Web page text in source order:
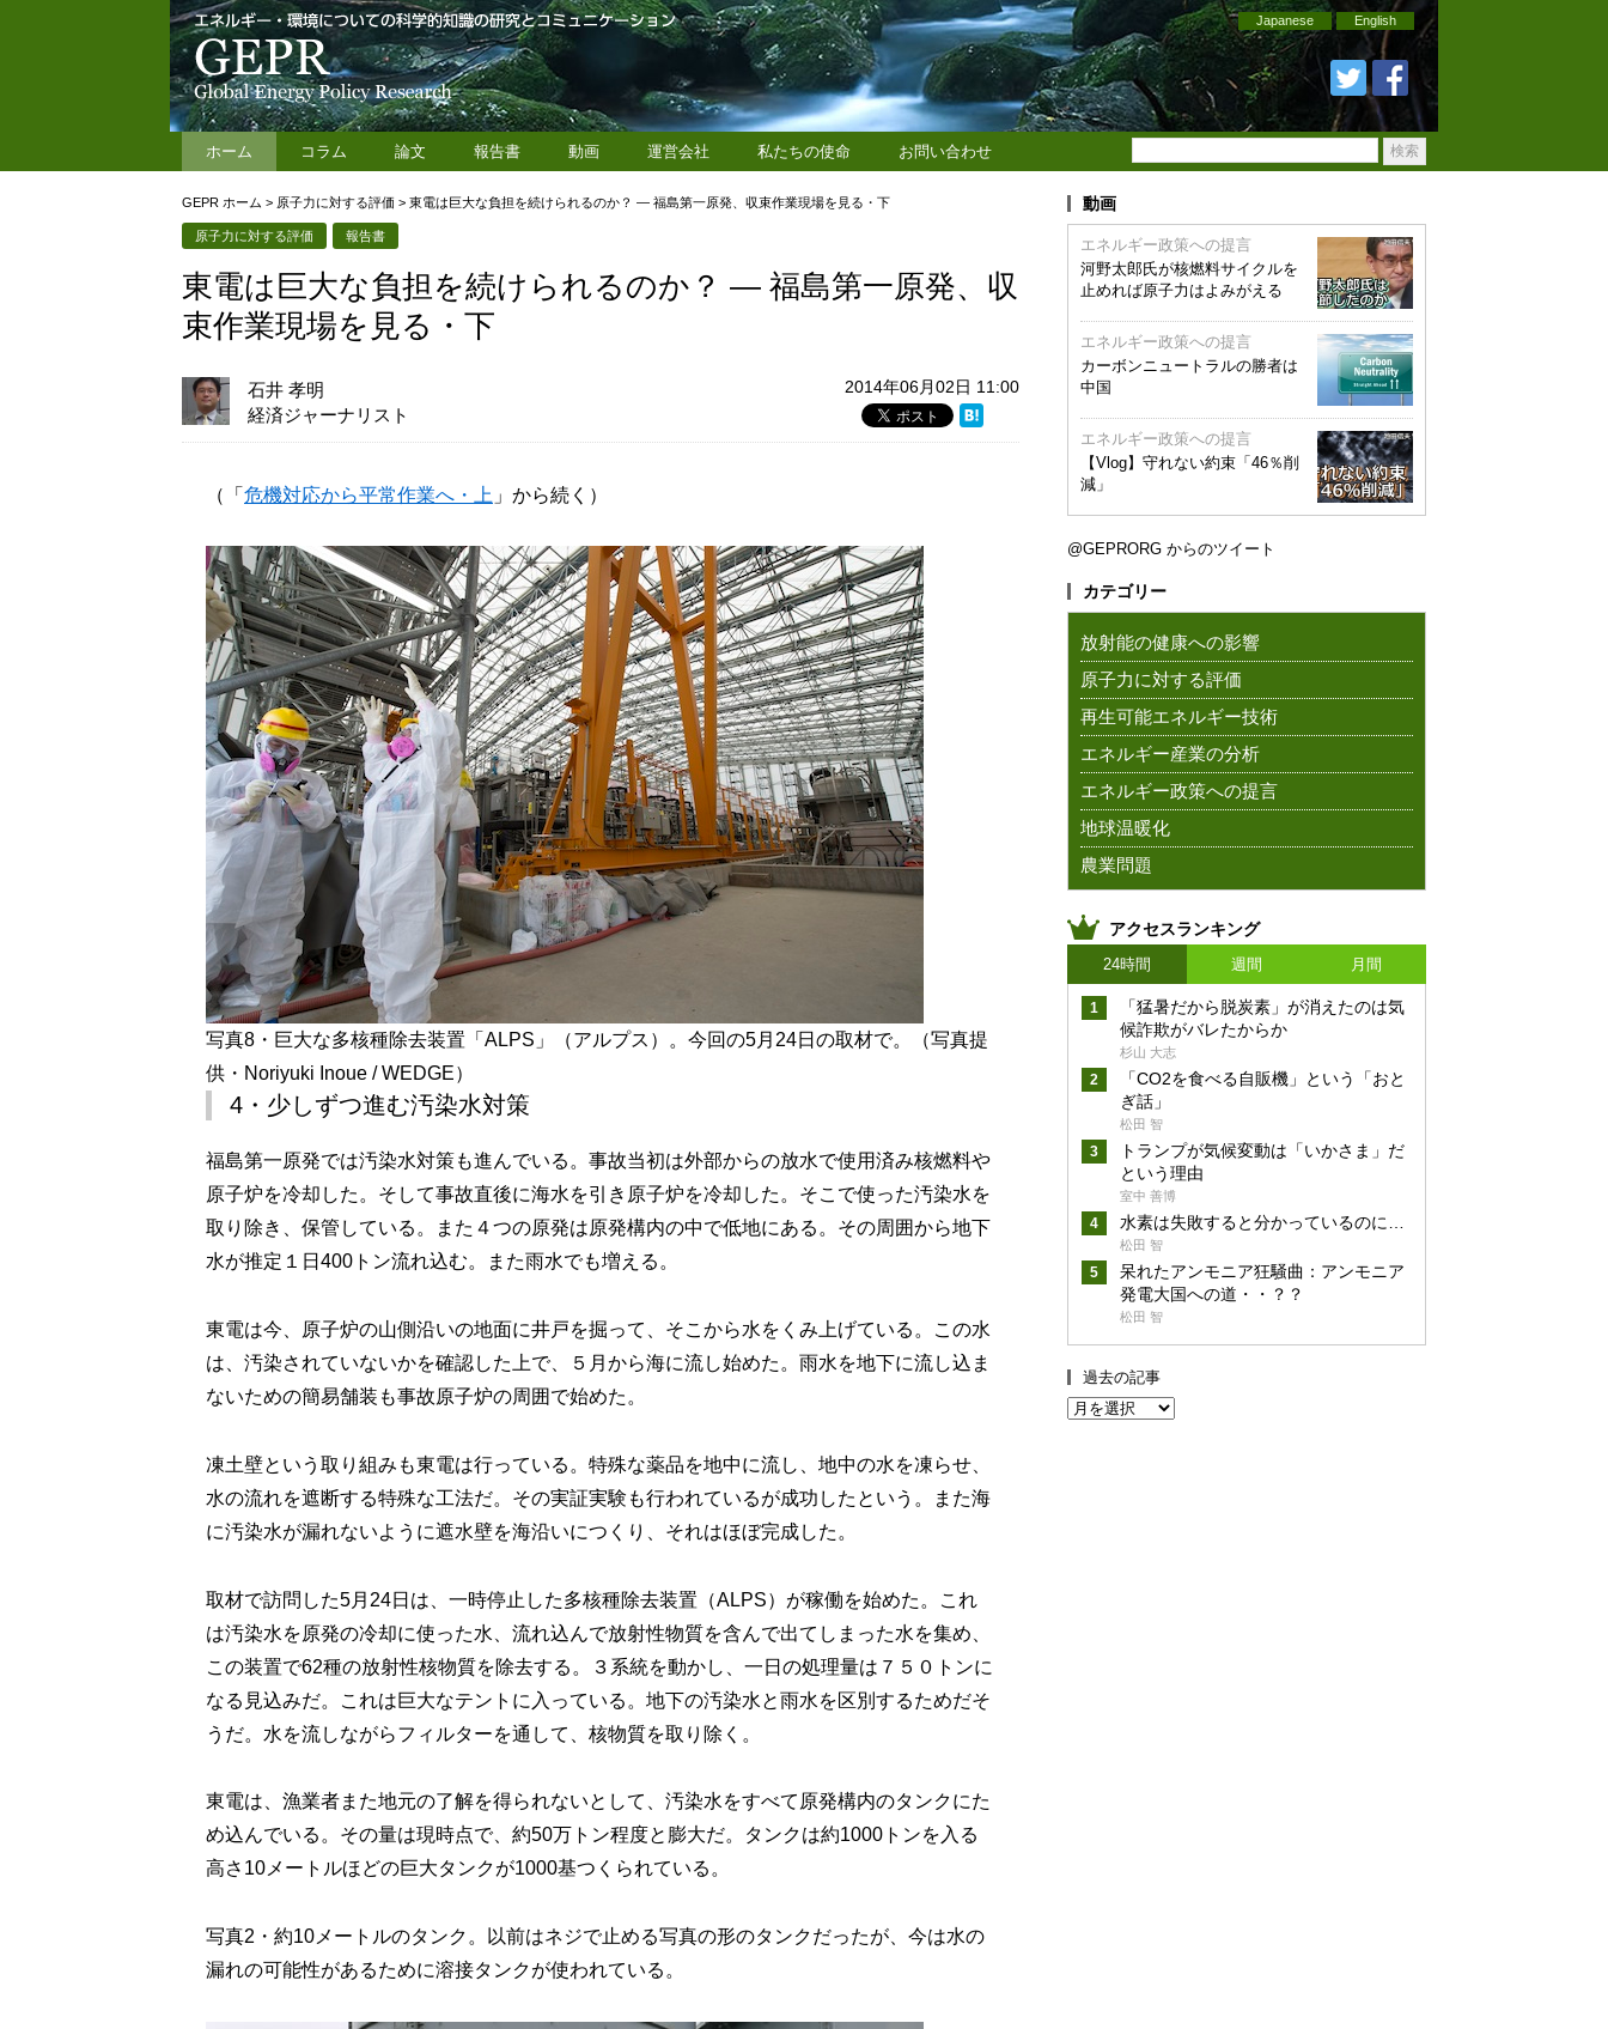
Japanese English
ホーム コラム 論文 報告書 動画 運営会社 私たちの使命 お問い合わせ
GEPR ホーム > 原子力に対する評価 > 東電は巨大な負担を続けられるのか？ — 福島第一原発、収束作業現場を見る・下
原子力に対する評価 報告書
東電は巨大な負担を続けられるのか？ — 福島第一原発、収
束作業現場を見る・下
2014年06月02日 11:00
石井 孝明
経済ジャーナリスト
（「 危機対応から平常作業へ・上 」から続く）
写真8・巨大な多核種除去装置「ALPS」（アルプス）。今回の5月24日の取材で。（写真提
供・Noriyuki Inoue / WEDGE）
4・少しずつ進む汚染水対策
福島第一原発では汚染水対策も進んでいる。事故当初は外部からの放水で使用済み核燃料や
原子炉を冷却した。そして事故直後に海水を引き原子炉を冷却した。そこで使った汚染水を
取り除き、保管している。また４つの原発は原発構内の中で低地にある。その周囲から地下
水が推定１日400トン流れ込む。また雨水でも増える。
東電は今、原子炉の山側沿いの地面に井戸を掘って、そこから水をくみ上げている。この水
は、汚染されていないかを確認した上で、５月から海に流し始めた。雨水を地下に流し込ま
ないための簡易舗装も事故原子炉の周囲で始めた。
凍土壁という取り組みも東電は行っている。特殊な薬品を地中に流し、地中の水を凍らせ、
水の流れを遮断する特殊な工法だ。その実証実験も行われているが成功したという。また海
に汚染水が漏れないように遮水壁を海沿いにつくり、それはほぼ完成した。
取材で訪問した5月24日は、一時停止した多核種除去装置（ALPS）が稼働を始めた。これ
は汚染水を原発の冷却に使った水、流れ込んで放射性物質を含んで出てしまった水を集め、
この装置で62種の放射性核物質を除去する。３系統を動かし、一日の処理量は７５０トンに
なる見込みだ。これは巨大なテントに入っている。地下の汚染水と雨水を区別するためだそ
うだ。水を流しながらフィルターを通して、核物質を取り除く。
東電は、漁業者また地元の了解を得られないとして、汚染水をすべて原発構内のタンクにた
め込んでいる。その量は現時点で、約50万トン程度と膨大だ。タンクは約1000トンを入る
高さ10メートルほどの巨大タンクが1000基つくられている。
写真2・約10メートルのタンク。以前はネジで止める写真の形のタンクだったが、今は水の
漏れの可能性があるために溶接タンクが使われている。
動画
エネルギー政策への提言
河野太郎氏が核燃料サイクルを
止めれば原子力はよみがえる
エネルギー政策への提言
カーボンニュートラルの勝者は
中国
エネルギー政策への提言
【Vlog】守れない約束「46％削
減」
@GEPRORG からのツイート
カテゴリー
放射能の健康への影響
原子力に対する評価
再生可能エネルギー技術
エネルギー産業の分析
エネルギー政策への提言
地球温暖化
農業問題
アクセスランキング
24時間 週間 月間
「猛暑だから脱炭素」が消えたのは気
候詐欺がバレたからか
杉山 大志
「CO2を食べる自販機」という「おと
ぎ話」
松田 智
トランプが気候変動は「いかさま」だ
という理由
室中 善博
水素は失敗すると分かっているのに…
松田 智
呆れたアンモニア狂騒曲：アンモニア
発電大国への道・・？？
松田 智
過去の記事